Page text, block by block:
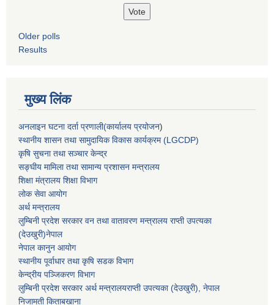
Older polls
Results
मुख्य लिंक
अनलाइन घटना दर्ता प्रणाली(कार्यालय प्रयोजन)
स्थानीय शासन तथा सामुदायिक विकास कार्यक्रम (LGCDP)
कृषि सुचना तथा सञ्चार केन्द्र
सङ्घीय मामिला तथा सामान्य प्रशासन मन्त्रालय
शिक्षा मंत्रालय शिक्षा विभाग
लोक सेवा आयोग
अर्थ मन्त्रालय
लुम्बिनी प्रदेश सरकार वन तथा वातावरण मन्त्रालय राप्ती उपत्यका
(देउखुरी)नेपाल
नेपाल कानुन आयोग
स्थानीय पूर्वाधार तथा कृषि सडक विभाग
केन्द्रीय पञ्जिकरण विभाग
लुम्बिनी प्रदेश सरकार अर्थ मन्त्रालयराप्ती उपत्यका (देउखुरी), नेपाल
निजामती किताबखाना